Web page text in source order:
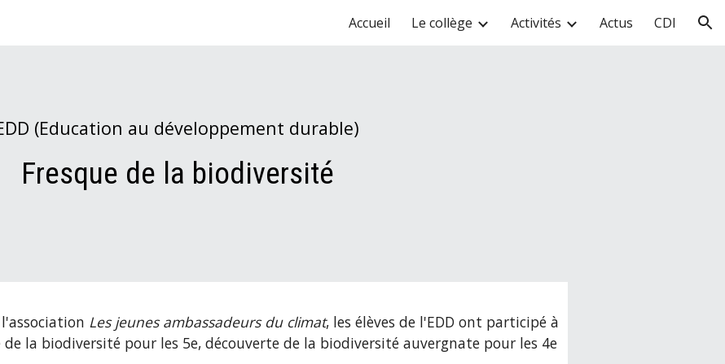
Skip to navigation
Accueil Le collège Activités Actus CDI
(Education au développement durable)
Fresque de la biodiversité
Les jeunes ambassadeurs du climat, les élèves de l'EDD ont participé à
la biodiversité pour les 5e, découverte de la biodiversité auvergnate pour les 4e